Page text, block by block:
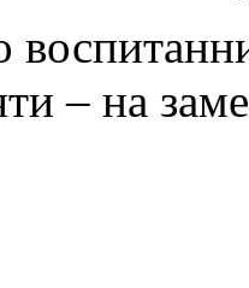
– на